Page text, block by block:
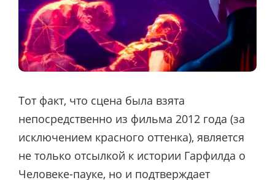
Тот факт, что сцена была взята
непосредственно из фильма 2012 года (за
исключением красного оттенка), является
не только отсылкой к истории Гарфилда о
Человеке-пауке, но и подтверждает